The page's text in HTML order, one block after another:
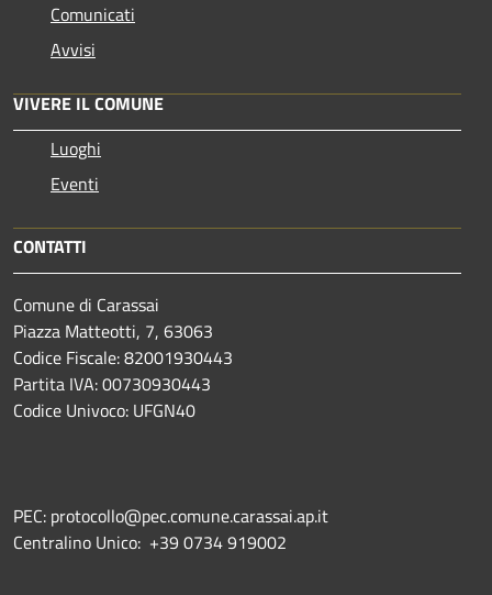
Comunicati
Avvisi
VIVERE IL COMUNE
Luoghi
Eventi
CONTATTI
Comune di Carassai
Piazza Matteotti, 7, 63063
Codice Fiscale: 82001930443
Partita IVA: 00730930443
Codice Univoco: UFGN40
PEC: protocollo@pec.comune.carassai.ap.it
Centralino Unico: +39 0734 919002